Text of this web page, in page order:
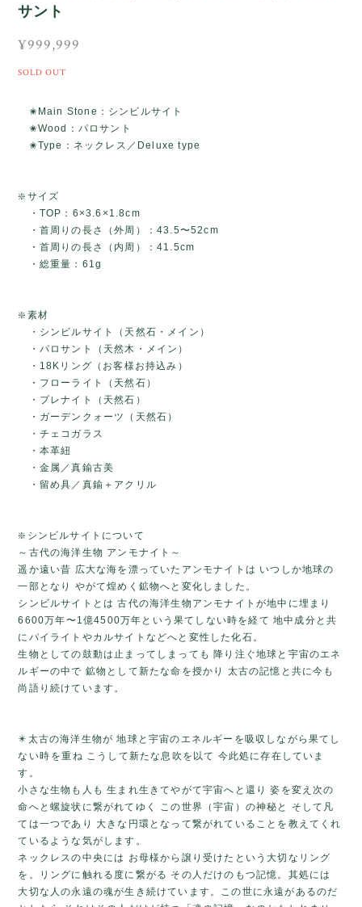
サント
¥999,999
SOLD OUT
✬Main Stone：シンビルサイト
✬Wood：パロサント
✬Type：ネックレス／Deluxe type
❇️サイズ
・TOP：6×3.6×1.8cm
・首周りの長さ（外周）：43.5〜52cm
・首周りの長さ（内周）：41.5cm
・総重量：61g
❇️素材
・シンビルサイト（天然石・メイン）
・パロサント（天然木・メイン）
・18Kリング（お客様お持込み）
・フローライト（天然石）
・プレナイト（天然石）
・ガーデンクォーツ（天然石）
・チェコガラス
・本革紐
・金属／真鍮古美
・留め具／真鍮＋アクリル
❇️シンビルサイトについて
～古代の海洋生物 アンモナイト～
遥か遠い昔 広大な海を漂っていたアンモナイトは いつしか地球の
一部となり やがて煌めく鉱物へと変化しました。
シンビルサイトとは 古代の海洋生物アンモナイトが地中に埋まり
6600万年〜1億4500万年という果てしない時を経て 地中成分と共
にパイライトやカルサイトなどへと変性した化石。
生物としての鼓動は止まってしまっても 降り注ぐ地球と宇宙のエネ
ルギーの中で 鉱物として新たな命を授かり 太古の記憶と共に今も
尚語り続けています。
✴️太古の海洋生物が 地球と宇宙のエネルギーを吸収しながら果てし
ない時を重ね こうして新たな息吹を以て 今此処に存在していま
す。
小さな生物も人も 生まれ生きてやがて宇宙へと還り 姿を変え次の
命へと螺旋状に繋がれてゆく この世界（宇宙）の神秘と そして凡
ては一つであり 大きな円環となって繋がれていることを教えてくれ
ているような気がします。
ネックレスの中央には お母様から譲り受けたという大切なリング
を。リングに触れる度に繋がる その人だけのもつ記憶。其処には
大切な人の永遠の魂が生き続けています。この世に永遠があるのだ